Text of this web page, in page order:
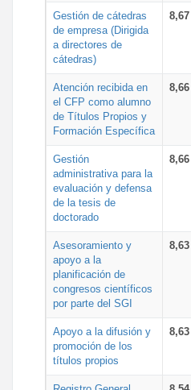
Gestión de cátedras
de empresa (Dirigida
a directores de
cátedras)
8,67
Atención recibida en
el CFP como alumno
de Títulos Propios y
Formación Específica
8,66
Gestión
administrativa para la
evaluación y defensa
de la tesis de
doctorado
8,66
Asesoramiento y
apoyo a la
planificación de
congresos científicos
por parte del SGI
8,63
Apoyo a la difusión y
promoción de los
títulos propios
8,63